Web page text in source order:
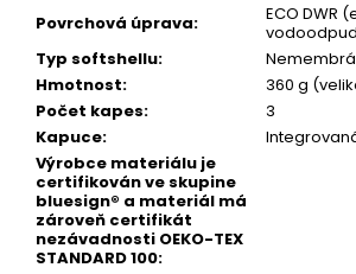
Povrchová úprava:
ECO DWR
Typ softshellu:
Hmotnost:
360 g
Počet kapes:
3
Kapuce:
Výrobce materiálu je
certifikován ve skupine
bluesign® a materiál má
zároveň certifikát
nezávadnosti OEKO-TEX
STANDARD 100: